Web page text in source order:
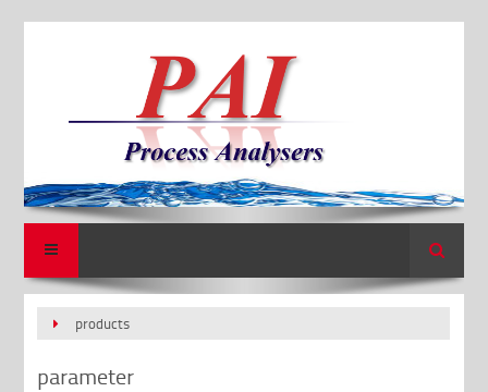
Search
products
parameter